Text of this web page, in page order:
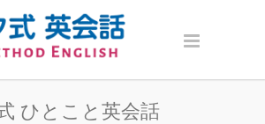
ひとこと英会話